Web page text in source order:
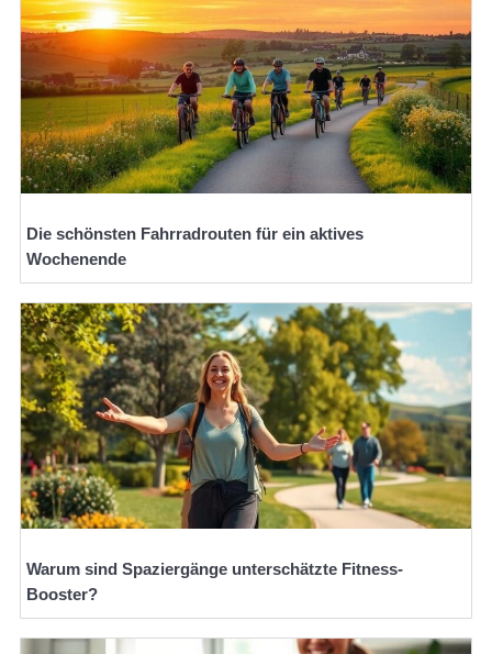
Die schönsten Fahrradrouten für ein aktives
Wochenende
Warum sind Spaziergänge unterschätzte Fitness-
Booster?